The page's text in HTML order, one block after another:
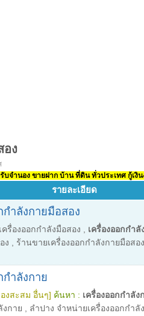
อง
รับจำนอง ขายฝาก บ้าน ที่ดิน ทั่วประเทศ กู้เงิ
รายละเอียด
กำลังกายมือสอง
เครื่องออกกำลังมือสอง
เครื่องออกกำลั
ง
ร้านขายเครื่องออกกำลังกายมือสอง
กำลังกาย
งสะสม อื่นๆ] ค้นหา : เครื่องออกกำลัง
งกาย
ลำปาง จำหน่ายเครื่องออกกำลั